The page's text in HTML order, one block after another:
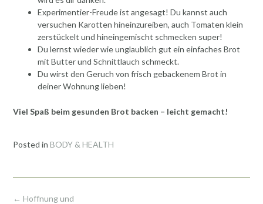
Experimentier-Freude ist angesagt! Du kannst auch
versuchen Karotten hineinzureiben, auch Tomaten klein
zerstückelt und hineingemischt schmecken super!
Du lernst wieder wie unglaublich gut ein einfaches Brot
mit Butter und Schnittlauch schmeckt.
Du wirst den Geruch von frisch gebackenem Brot in
deiner Wohnung lieben!
Viel Spaß beim gesunden Brot backen – leicht gemacht!
Posted in BODY & HEALTH
Post
← Hoffnung und